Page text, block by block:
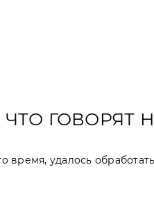
ЧТО ГОВОРЯТ
время, удалось